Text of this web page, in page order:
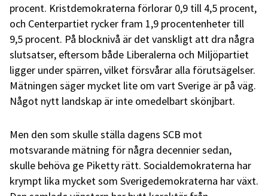
procent. Kristdemokraterna förlorar 0,9 till 4,5 procent,
och Centerpartiet rycker fram 1,9 procentenheter till
9,5 procent. På blocknivå är det vanskligt att dra några
slutsatser, eftersom både Liberalerna och Miljöpartiet
ligger under spärren, vilket försvårar alla förutsägelser.
Mätningen säger mycket lite om vart Sverige är på väg.
Något nytt landskap är inte omedelbart skönjbart.
Men den som skulle ställa dagens SCB mot
motsvarande mätning för några decennier sedan,
skulle behöva ge Piketty rätt. Socialdemokraterna har
krympt lika mycket som Sverigedemokraterna har växt.